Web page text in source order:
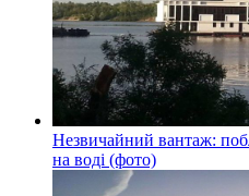
Незвичайний вантаж:
на воді (фото)